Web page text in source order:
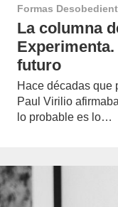
Formas
La columna
futuro
Hace décadas que
Paul Virilio
lo probable es lo…